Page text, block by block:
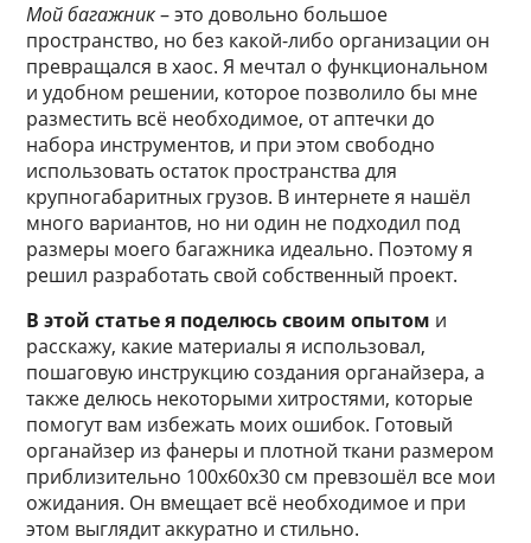
Мой багажник– это довольно большое
пространство, но без какой-либо организации он
превращался в хаос. Я мечтал о функциональном
и удобном решении, которое позволило бы мне
разместить всё необходимое, от аптечки до
набора инструментов, и при этом свободно
использовать остаток пространства для
крупногабаритных грузов. В интернете я нашёл
много вариантов, но ни один не подходил под
размеры моего багажника идеально. Поэтому я
решил разработать свой собственный проект.
В этой статье я поделюсь своим опытом и
расскажу, какие материалы я использовал,
пошаговую инструкцию создания органайзера, а
также делюсь некоторыми хитростями, которые
помогут вам избежать моих ошибок. Готовый
органайзер из фанеры и плотной ткани размером
приблизительно 100х60х30 см превзошёл все мои
ожидания. Он вмещает всё необходимое и при
этом выглядит аккуратно и стильно.